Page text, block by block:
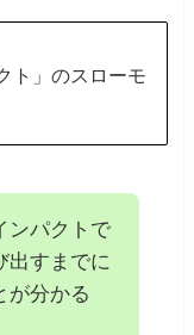
ト」のスローモ
ンパクトで
出すまでに
が分かる